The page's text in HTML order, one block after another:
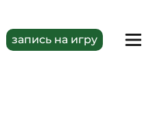
запись на игру